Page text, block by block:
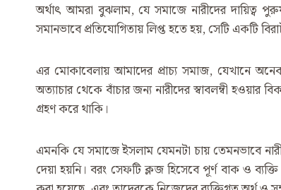
অর্থাৎ আমরা বুঝলাম, যে সমাজে নারীদের দায়িত্ব
সমানভাবে প্রতিযোগিতায় লিপ্ত হতে হয়, সেটি একটি
এর মোকাবেলায় আমাদের প্রাচ্য সমাজ, যেখানে অনেক
অত্যাচার থেকে বাঁচার জন্য নারীদের স্বাবলম্বী হওয়ার
গ্রহণ করে থাকি।
এমনকি যে সমাজে ইসলাম যেমনটা চায় তেমনভাবে
দেয়া হয়নি। বরং সেফটি ক্লজ হিসেবে পূর্ণ বাক ও